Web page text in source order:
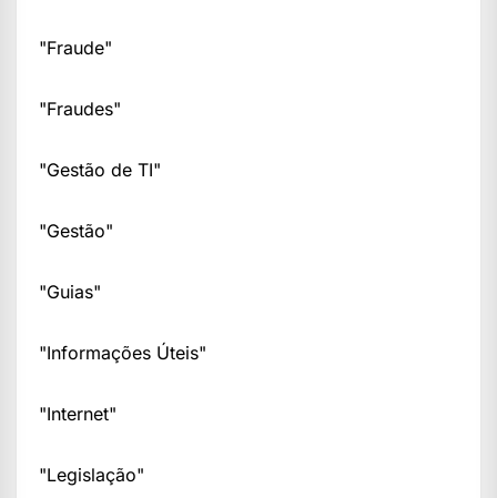
"Fraude"
"Fraudes"
"Gestão de TI"
"Gestão"
"Guias"
"Informações Úteis"
"Internet"
"Legislação"